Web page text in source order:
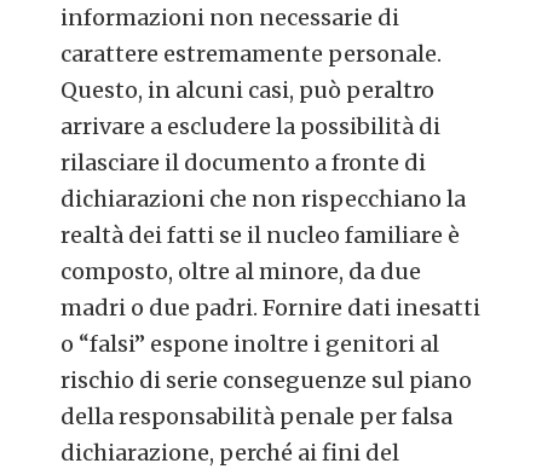
informazioni non necessarie di
carattere estremamente personale.
Questo, in alcuni casi, può peraltro
arrivare a escludere la possibilità di
rilasciare il documento a fronte di
dichiarazioni che non rispecchiano la
realtà dei fatti se il nucleo familiare è
composto, oltre al minore, da due
madri o due padri. Fornire dati inesatti
o “falsi” espone inoltre i genitori al
rischio di serie conseguenze sul piano
della responsabilità penale per falsa
dichiarazione, perché ai fini del